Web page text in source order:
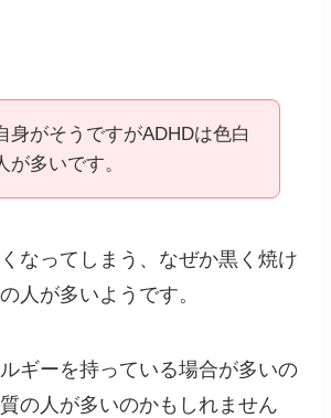
身がそうですがADHDは色白
が多いです。
なってしまう、なぜか黒く焼け
人が多いようです。
ギーを持っている場合が多いの
の人が多いのかもしれません